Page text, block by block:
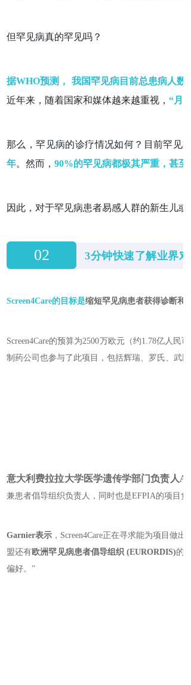
但罕见病真的罕见吗？
据WHO预测， 我国罕见病目前总患病人数
近年来，随着国家和媒体越来越重视， “月
那么，罕见病的诊疗情况如何？目前罕见病
年。然而， 90%的罕见病都极其严重，甚
因此，对于罕见病患者易感人群的新生儿
02 3分钟快速了解业界对
Screen4Care的目标是缩短罕见病患者获得诊断和
Screen4Care的预算为2500万欧元（约1.78亿人民币
制药公司也参与了此项目
，包括辉瑞、罗氏、武
意大利费拉拉大学医学遗传学部门负责人
兼患者倡导组织负责人，同时也是EFPIA的项目
Garnier表示 ， Screen4Care正在寻求能为项目做出
盟还有欧洲罕见病患者倡导组织 (EURORDIS)的
偏好。”